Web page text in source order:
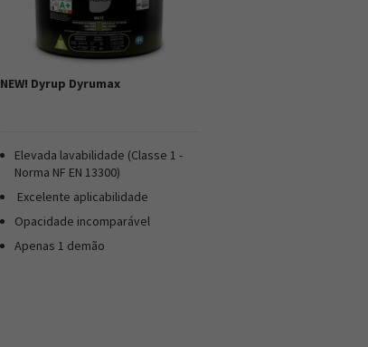
NEW! Dyrup Dyrumax
Elevada lavabilidade (Classe 1 -
Norma NF EN 13300)
Excelente aplicabilidade
Opacidade incomparável
Apenas 1 demão